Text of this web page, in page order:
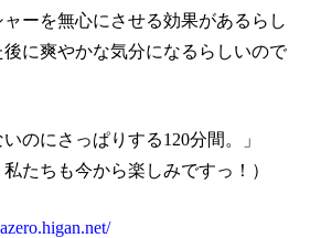
ーを無心にさせる効果があるらし
後に爽やかな気分になるらしいので
いのにさっぱりする120分間。」
私たちも今から楽しみですっ！）